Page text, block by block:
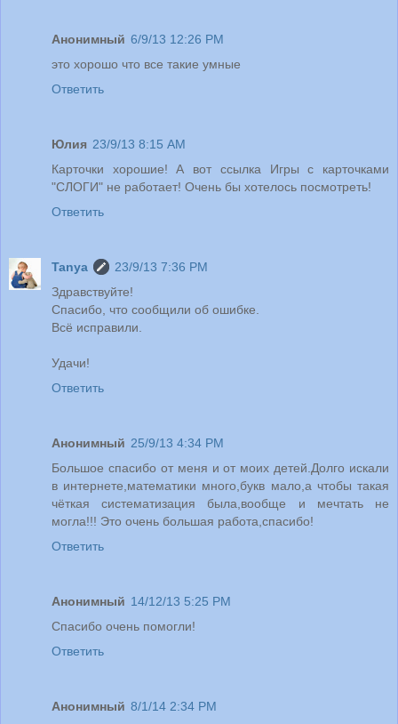
Анонимный 6/9/13 12:26 PM
это хорошо что все такие умные
Ответить
Юлия 23/9/13 8:15 AM
Карточки хорошие! А вот ссылка Игры с карточками
"СЛОГИ" не работает! Очень бы хотелось посмотреть!
Ответить
Tanya
23/9/13 7:36 PM
Здравствуйте!
Спасибо, что сообщили об ошибке.
Всё исправили.
Удачи!
Ответить
Анонимный 25/9/13 4:34 PM
Большое спасибо от меня и от моих детей.Долго искали
в интернете,математики много,букв мало,а чтобы такая
чёткая систематизация была,вообще и мечтать не
могла!!! Это очень большая работа,спасибо!
Ответить
Анонимный 14/12/13 5:25 PM
Спасибо очень помогли!
Ответить
Анонимный 8/1/14 2:34 PM